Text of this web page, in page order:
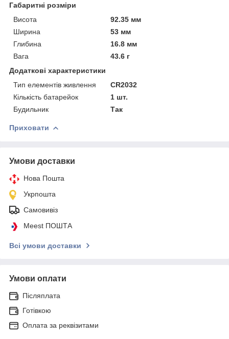
Габаритні розміри
Висота
92.35 мм
Ширина
53 мм
Глибина
16.8 мм
Вага
43.6 г
Додаткові характеристики
Тип елементів живлення
CR2032
Кількість батарейок
1 шт.
Будильник
Так
Приховати
Умови доставки
Нова Пошта
Укрпошта
Самовивіз
Meest ПОШТА
Всі умови доставки
Умови оплати
Післяплата
Готівкою
Оплата за реквізитами